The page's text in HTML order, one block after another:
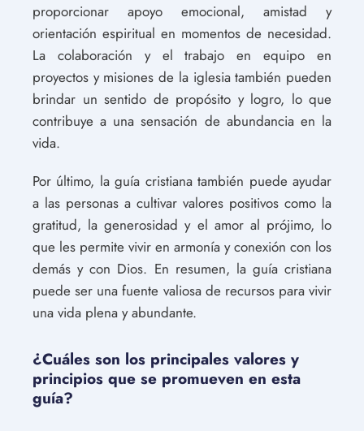
proporcionar apoyo emocional, amistad y
orientación espiritual en momentos de necesidad.
La colaboración y el trabajo en equipo en
proyectos y misiones de la iglesia también pueden
brindar un sentido de propósito y logro, lo que
contribuye a una sensación de abundancia en la
vida.
Por último, la guía cristiana también puede ayudar
a las personas a cultivar valores positivos como la
gratitud, la generosidad y el amor al prójimo, lo
que les permite vivir en armonía y conexión con los
demás y con Dios. En resumen, la guía cristiana
puede ser una fuente valiosa de recursos para vivir
una vida plena y abundante.
¿Cuáles son los principales valores y
principios que se promueven en esta
guía?